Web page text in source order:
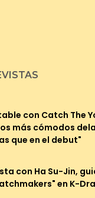
con Catch The
más cómodos
que en el debut"
con Ha Su-Jin,
en K-